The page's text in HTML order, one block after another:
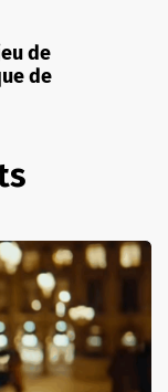
de
de